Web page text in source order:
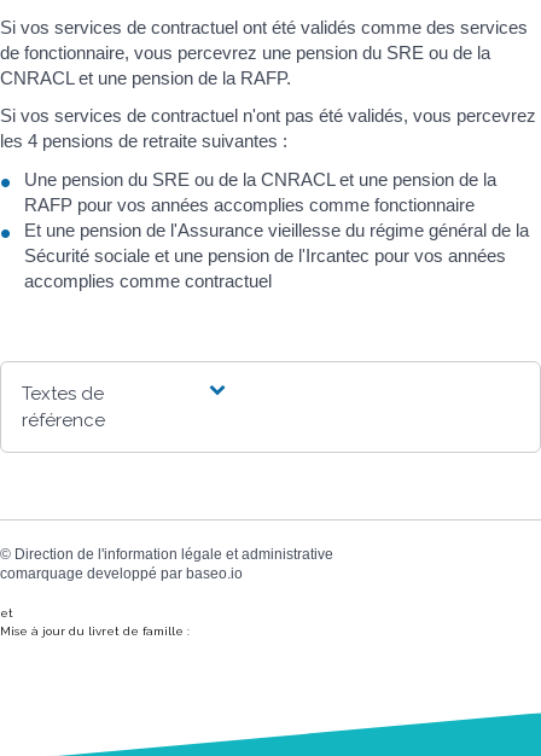
Si vos services de contractuel ont été validés comme des services
de fonctionnaire, vous percevrez une pension du SRE ou de la
CNRACL et une pension de la RAFP.
Si vos services de contractuel n'ont pas été validés, vous percevrez
les 4 pensions de retraite suivantes :
Une pension du SRE ou de la CNRACL et une pension de la
RAFP pour vos années accomplies comme fonctionnaire
Et une pension de l'Assurance vieillesse du régime général de la
Sécurité sociale et une pension de l'Ircantec pour vos années
accomplies comme contractuel
Textes de
référence
© Direction de l'information légale et administrative
comarquage developpé par baseo.io
et
Mise à jour du livret de famille :